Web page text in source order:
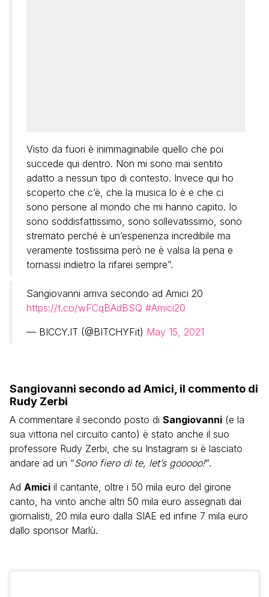
Visto da fuori è inimmaginabile quello che poi
succede qui dentro. Non mi sono mai sentito
adatto a nessun tipo di contesto. Invece qui ho
scoperto che c’è, che la musica lo è e che ci
sono persone al mondo che mi hanno capito. Io
sono soddisfattissimo, sono sollevatissimo, sono
stremato perché è un’esperienza incredibile ma
veramente tostissima però ne è valsa la pena e
tornassi indietro la rifarei sempre”.
Sangiovanni arriva secondo ad Amici 20
https://t.co/wFCqBAdBSQ #Amici20
— BICCY.IT (@BITCHYFit) May 15, 2021
Sangiovanni secondo ad Amici, il commento di
Rudy Zerbi
A commentare il secondo posto di Sangiovanni (e la
sua vittoria nel circuito canto) è stato anche il suo
professore Rudy Zerbi, che su Instagram si è lasciato
andare ad un “Sono fiero di te, let’s gooooo!“.
Ad Amici il cantante, oltre i 50 mila euro del girone
canto, ha vinto anche altri 50 mila euro assegnati dai
giornalisti, 20 mila euro dalla SIAE ed infine 7 mila euro
dallo sponsor Marlù.